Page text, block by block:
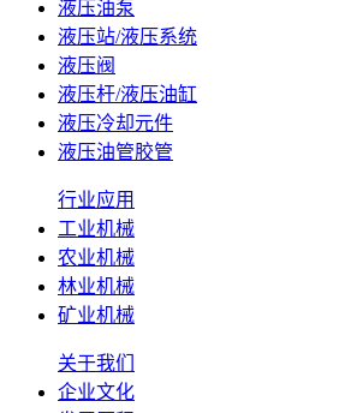
液压油泵
液压站/液压系统
液压阀
液压杆/液压油缸
液压冷却元件
液压油管胶管
行业应用
工业机械
农业机械
林业机械
矿业机械
关于我们
企业文化